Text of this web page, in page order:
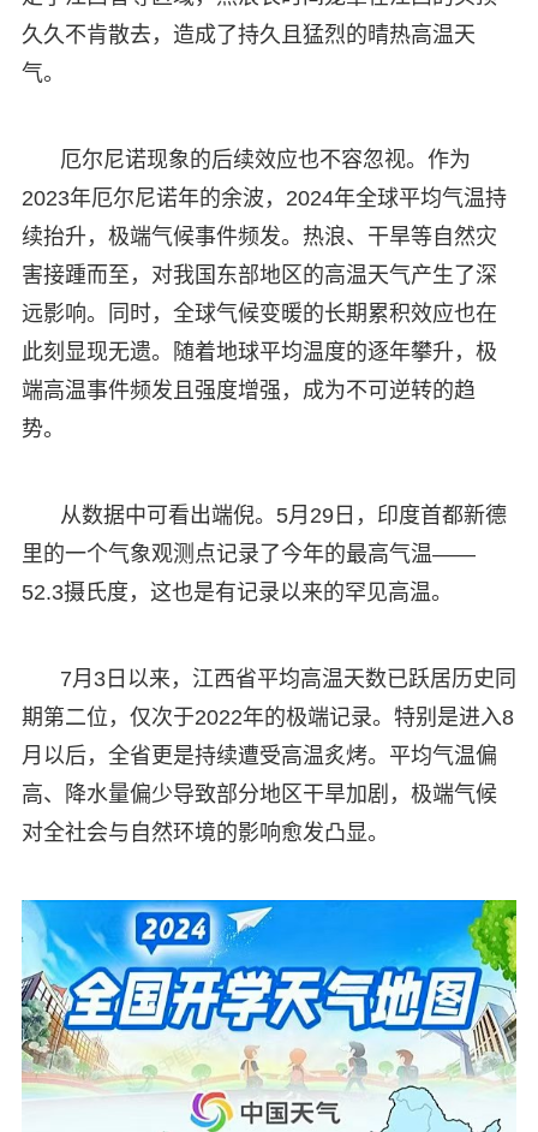
久久不肯散去，造成了持久且猛烈的晴热高温天
气。
厄尔尼诺现象的后续效应也不容忽视。作为
2023年厄尔尼诺年的余波，2024年全球平均气温持
续抬升，极端气候事件频发。热浪、干旱等自然灾
害接踵而至，对我国东部地区的高温天气产生了深
远影响。同时，全球气候变暖的长期累积效应也在
此刻显现无遗。随着地球平均温度的逐年攀升，极
端高温事件频发且强度增强，成为不可逆转的趋
势。
从数据中可看出端倪。5月29日，印度首都新德
里的一个气象观测点记录了今年的最高气温——
52.3摄氏度，这也是有记录以来的罕见高温。
7月3日以来，江西省平均高温天数已跃居历史同
期第二位，仅次于2022年的极端记录。特别是进入8
月以后，全省更是持续遭受高温炙烤。平均气温偏
高、降水量偏少导致部分地区干旱加剧，极端气候
对全社会与自然环境的影响愈发凸显。